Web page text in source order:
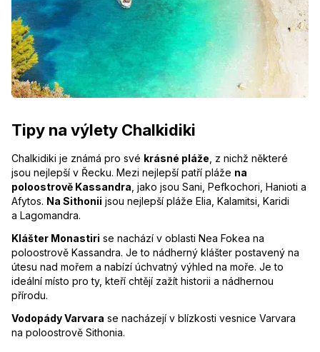
Tipy na výlety Chalkidiki
Chalkidiki je známá pro své krásné pláže , z nichž některé
jsou nejlepší v Řecku. Mezi nejlepší patří pláže na
poloostrově Kassandra , jako jsou Sani, Pefkochori, Hanioti a
Afytos. Na Sithonii jsou nejlepší pláže Elia, Kalamitsi, Karidi
a Lagomandra.
Klášter Monastiri se nachází v oblasti Nea Fokea na
poloostrově Kassandra. Je to nádherný klášter postavený na
útesu nad mořem a nabízí úchvatný výhled na moře. Je to
ideální místo pro ty, kteří chtějí zažít historii a nádhernou
přírodu.
Vodopády Varvara se nacházejí v blízkosti vesnice Varvara
na poloostrově Sithonia.